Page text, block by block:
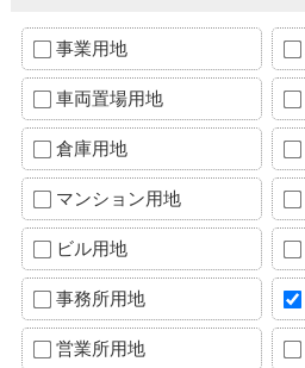
事業用地
車両置場用地
倉庫用地
マンション用地
ビル用地
事務所用地
営業所用地